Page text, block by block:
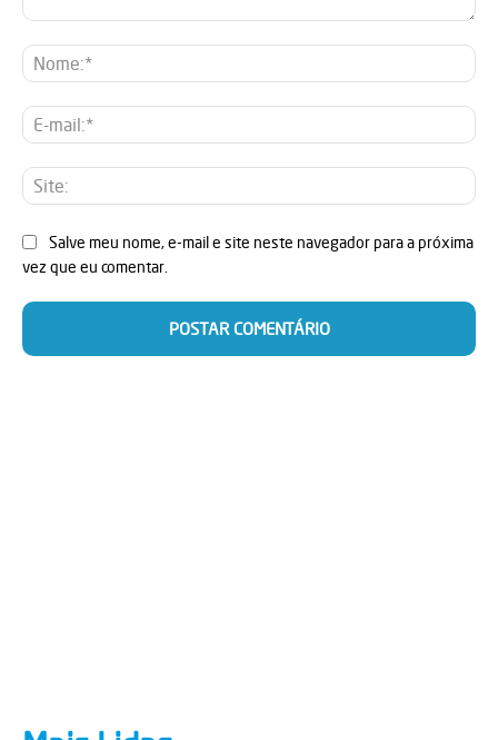
E-
Salve meu nome, e-mail e site neste navegador para a próxima
vez que eu comentar.